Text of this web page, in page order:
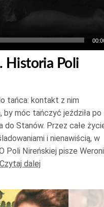
Historia Poli
tańca: kontakt z nim
by móc tańczyć jeździła po
do Stanów. Przez całe
i nienawiścią, w
Poli Nireńskiej pisze
Czytaj dalej